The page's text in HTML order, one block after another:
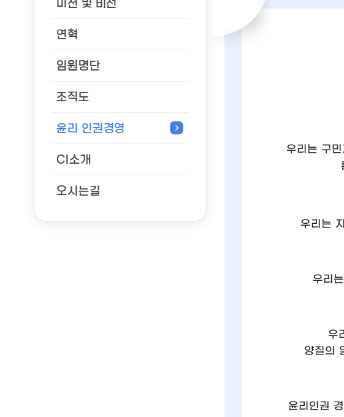
미션 및 비전
연혁
임원명단
조직도
윤리 인권경영
CI소개
오시는길
우리는 구
우리는
우리
우
양질의
윤리인권